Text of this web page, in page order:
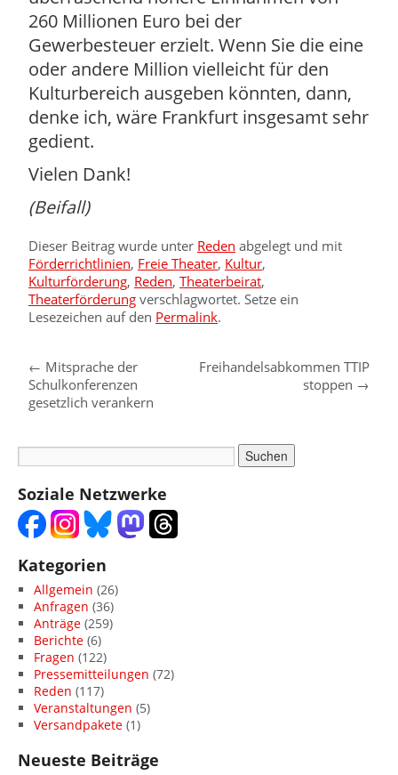
260 Millionen Euro bei der
Gewerbesteuer erzielt. Wenn Sie die eine
oder andere Million vielleicht für den
Kulturbereich ausgeben könnten, dann,
denke ich, wäre Frankfurt insgesamt sehr
gedient.
Vielen Dank!
(Beifall)
Dieser Beitrag wurde unter Reden abgelegt und mit
Förderrichtlinien, Freie Theater, Kultur,
Kulturförderung, Reden, Theaterbeirat,
Theaterförderung verschlagwortet. Setze ein
Lesezeichen auf den Permalink.
← Mitsprache der
Schulkonferenzen
gesetzlich verankern
Freihandelsabkommen TTIP
stoppen →
Soziale Netzwerke
Kategorien
Allgemein (26)
Anfragen (36)
Anträge (259)
Berichte (6)
Fragen (122)
Pressemitteilungen (72)
Reden (117)
Veranstaltungen (5)
Versandpakete (1)
Neueste Beiträge